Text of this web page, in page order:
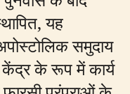
यह
समुदाय
के रूप में कार्य